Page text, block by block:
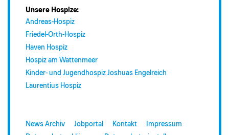
Unsere Hospize:
Andreas-Hospiz
Friedel-Orth-Hospiz
Haven Hospiz
Hospiz am Wattenmeer
Kinder- und Jugendhospiz Joshuas Engelreich
Laurentius Hospiz
News Archiv Jobportal Kontakt
Impressum